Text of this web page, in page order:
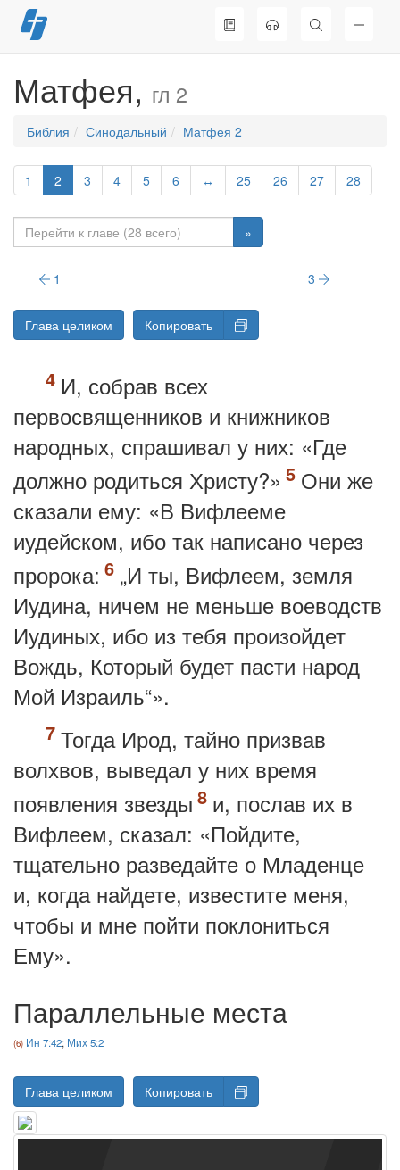
Перейти
к
Матфея, гл 2
Библия Синодальный Матфея 2
1 2 3 4 5 6 ↔ 25 26 27 28
»
1 3
Глава целиком Копировать
И, собрав всех
первосвященников и книжников
народных, спрашивал у них: «Где
должно родиться Христу?»
Они же
сказали ему: «В Вифлееме
иудейском, ибо так написано через
пророка:
„И ты, Вифлеем, земля
Иудина, ничем не меньше воеводств
Иудиных, ибо из тебя произойдет
Вождь, Который будет пасти народ
Мой Израиль“».
Тогда Ирод, тайно призвав
волхвов, выведал у них время
появления звезды
и, послав их в
Вифлеем, сказал: «Пойдите,
тщательно разведайте о Младенце
и, когда найдете, известите меня,
чтобы и мне пойти поклониться
Ему».
Параллельные места
Ин 7:42; Мих 5:2
Глава целиком Копировать